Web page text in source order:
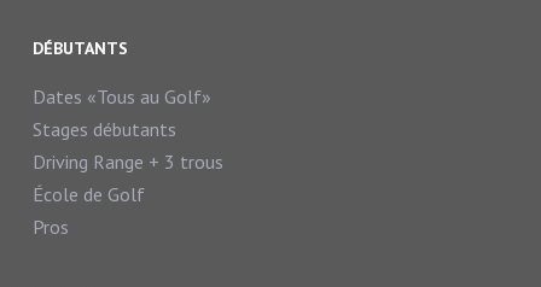
DÉBUTANTS
Dates «Tous au Golf»
Stages débutants
Driving Range + 3 trous
École de Golf
Pros